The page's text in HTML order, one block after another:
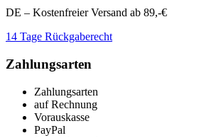
DE – Kostenfreier Versand ab 89,-€
14 Tage Rückgaberecht
Zahlungsarten
Zahlungsarten
auf Rechnung
Vorauskasse
PayPal